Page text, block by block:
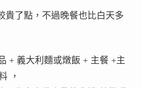
貴了點，不過晚餐也比白天多
+ 義大利麵或燉飯 + 主餐 +主
，